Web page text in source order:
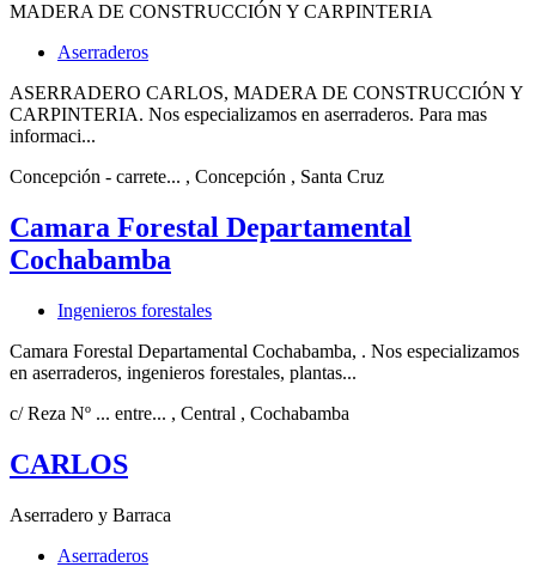
MADERA DE CONSTRUCCIÓN Y CARPINTERIA
Aserraderos
ASERRADERO CARLOS, MADERA DE CONSTRUCCIÓN Y
CARPINTERIA. Nos especializamos en aserraderos. Para mas
informaci...
Concepción - carrete... , Concepción , Santa Cruz
Camara Forestal Departamental
Cochabamba
Ingenieros forestales
Camara Forestal Departamental Cochabamba, . Nos especializamos
en aserraderos, ingenieros forestales, plantas...
c/ Reza Nº ... entre... , Central , Cochabamba
CARLOS
Aserradero y Barraca
Aserraderos